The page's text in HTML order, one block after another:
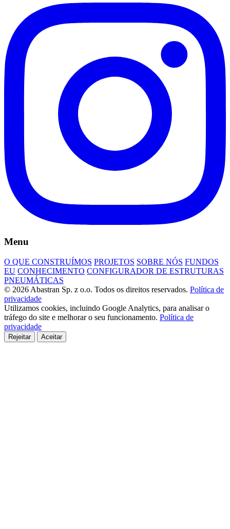
Menu
O QUE CONSTRUÍMOS PROJETOS SOBRE NÓS FUNDOS
EU CONHECIMENTO CONFIGURADOR DE ESTRUTURAS
PNEUMÁTICAS
© 2026 Abastran Sp. z o.o. Todos os direitos reservados. Política de
privacidade
Utilizamos cookies, incluindo Google Analytics, para analisar o
tráfego do site e melhorar o seu funcionamento. Política de
privacidade
Rejeitar Aceitar